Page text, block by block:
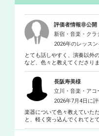
評価者情報非公開
新宿・音楽・クラ
2026年のレッス
とても話しやすく、演奏以外
など、色々と教えてくださり
長阪寿美様
立川・音楽・アコ
2026年7月4日に
楽器について色々教えていただきました。 レッス
と、軽く突っ込んでくれてと